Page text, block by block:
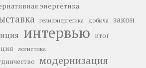
энергетика
гелиоэнергетика добыча закон
интервью итог
логистика
модернизация